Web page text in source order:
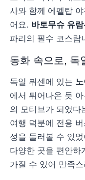
사와 함께 에펠탑
어요. 바토무슈 유람
파리의 필수 코스랍
동화 속으로, 독
독일 퓌센에 있는
에서 튀어나온 듯
의 모티브가 되었다
여행 덕분에 전용
성을 둘러볼 수 있
다양한 곳을 편안하
가질 수 있어 만족